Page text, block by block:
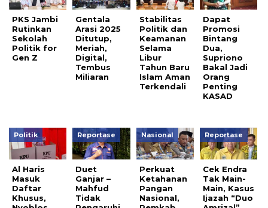
PKS Jambi
Rutinkan
Sekolah
Politik for
Gen Z
Gentala
Arasi 2025
Ditutup,
Meriah,
Digital,
Tembus
Miliaran
Stabilitas
Politik dan
Keamanan
Selama
Libur
Tahun Baru
Islam Aman
Terkendali
Dapat
Promosi
Bintang
Dua,
Supriono
Bakal Jadi
Orang
Penting
KASAD
Politik
Al Haris
Masuk
Daftar
Khusus,
Reportase
Duet
Ganjar –
Mahfud
Tidak
Nasional
Perkuat
Ketahanan
Pangan
Nasional,
Reportase
Cek Endra
Tak Main-
Main, Kasus
Ijazah “Duo